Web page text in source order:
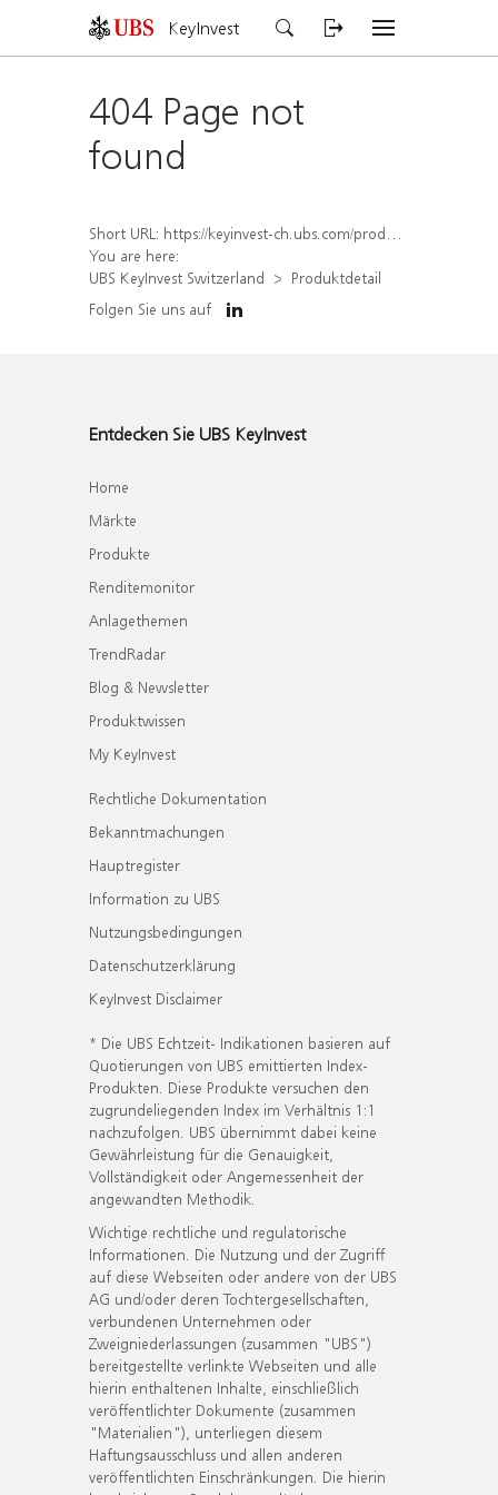
KeyInvest
404 Page not
found
Short URL: https://keyinvest-ch.ubs.com/produkt/detail/index/isin/CH1567425561
You are here:
UBS KeyInvest Switzerland
Produktdetail
Folgen Sie uns auf
Entdecken Sie UBS KeyInvest
Home
Märkte
Produkte
Renditemonitor
Anlagethemen
TrendRadar
Blog & Newsletter
Produktwissen
My KeyInvest
Rechtliche Dokumentation
Bekanntmachungen
Hauptregister
Information zu UBS
Nutzungsbedingungen
Datenschutzerklärung
KeyInvest Disclaimer
* Die UBS Echtzeit- Indikationen basieren auf
Quotierungen von UBS emittierten Index-
Produkten. Diese Produkte versuchen den
zugrundeliegenden Index im Verhältnis 1:1
nachzufolgen. UBS übernimmt dabei keine
Gewährleistung für die Genauigkeit,
Vollständigkeit oder Angemessenheit der
angewandten Methodik.
Wichtige rechtliche und regulatorische
Informationen. Die Nutzung und der Zugriff
auf diese Webseiten oder andere von der UBS
AG und/oder deren Tochtergesellschaften,
verbundenen Unternehmen oder
Zweigniederlassungen (zusammen "UBS")
bereitgestellte verlinkte Webseiten und alle
hierin enthaltenen Inhalte, einschließlich
veröffentlichter Dokumente (zusammen
"Materialien"), unterliegen diesem
Haftungsausschluss und allen anderen
veröffentlichten Einschränkungen. Die hierin